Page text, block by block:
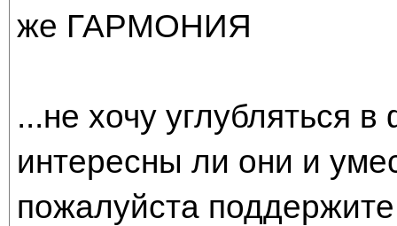
же ГАРМОНИЯ
...не хочу углубляться
интересны ли они и
пожалуйста